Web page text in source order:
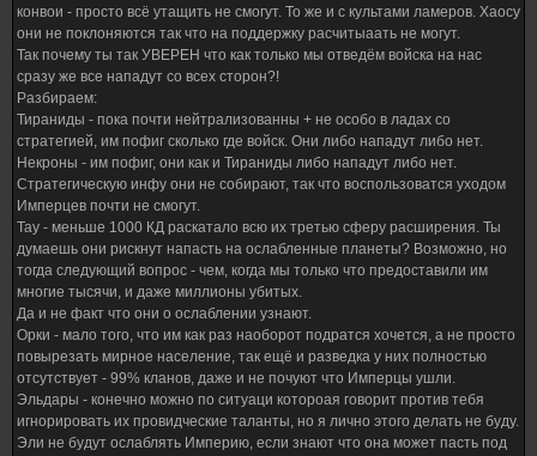
конвои - просто всё утащить не смогут. То же и с культами ламеров. Хаосу
они не поклоняются так что на поддержку расчитыаать не могут.
Так почему ты так УВЕРЕН что как только мы отведём войска на нас
сразу же все нападут со всех сторон?!
Разбираем:
Тираниды - пока почти нейтрализованны + не особо в ладах со
стратегией, им пофиг сколько где войск. Они либо нападут либо нет.
Некроны - им пофиг, они как и Тираниды либо нападут либо нет.
Стратегическую инфу они не собирают, так что воспользоватся уходом
Имперцев почти не смогут.
Тау - меньше 1000 КД раскатало всю их третью сферу расширения. Ты
думаешь они рискнут напасть на ослабленные планеты? Возможно, но
тогда следующий вопрос - чем, когда мы только что предоставили им
многие тысячи, и даже миллионы убитых.
Да и не факт что они о ослаблении узнают.
Орки - мало того, что им как раз наоборот подратся хочется, а не просто
повырезать мирное население, так ещё и разведка у них полностью
отсутствует - 99% кланов, даже и не почуют что Имперцы ушли.
Эльдары - конечно можно по ситуаци котороая говорит против тебя
игнорировать их провидческие таланты, но я лично этого делать не буду.
Эли не будут ослаблять Империю, если знают что она может пасть под